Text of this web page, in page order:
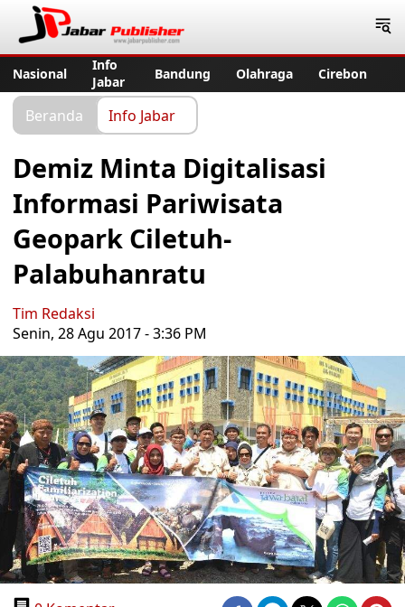
Nasional
Info
Jabar
Bandung Olahraga Cirebon
Beranda Info Jabar
Demiz Minta Digitalisasi
Informasi Pariwisata
Geopark Ciletuh-
Palabuhanratu
Tim Redaksi
Senin, 28 Agu 2017 - 3:36 PM